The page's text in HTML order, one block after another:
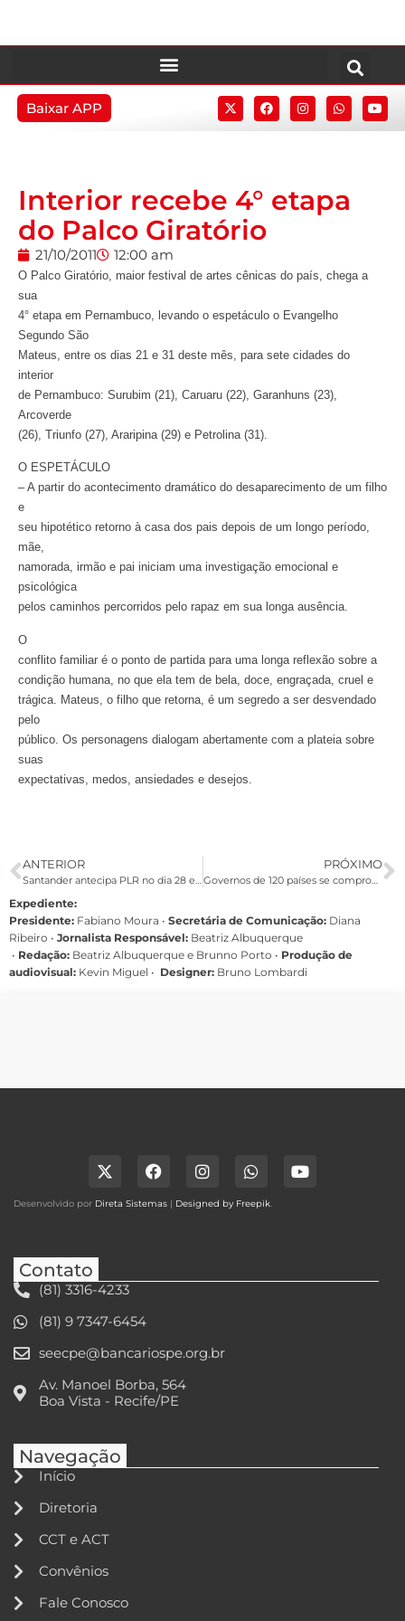
Baixar APP
Interior recebe 4° etapa
do Palco Giratório
21/10/2011 12:00 am
O Palco Giratório, maior festival de artes cênicas do país, chega a
sua
4° etapa em Pernambuco, levando o espetáculo o Evangelho
Segundo São
Mateus, entre os dias 21 e 31 deste mês, para sete cidades do
interior
de Pernambuco: Surubim (21), Caruaru (22), Garanhuns (23),
Arcoverde
(26), Triunfo (27), Araripina (29) e Petrolina (31).
O ESPETÁCULO
– A partir do acontecimento dramático do desaparecimento de um filho
e
seu hipotético retorno à casa dos pais depois de um longo período,
mãe,
namorada, irmão e pai iniciam uma investigação emocional e
psicológica
pelos caminhos percorridos pelo rapaz em sua longa ausência.
O
conflito familiar é o ponto de partida para uma longa reflexão sobre a
condição humana, no que ela tem de bela, doce, engraçada, cruel e
trágica. Mateus, o filho que retorna, é um segredo a ser desvendado
pelo
público. Os personagens dialogam abertamente com a plateia sobre
suas
expectativas, medos, ansiedades e desejos.
ANTERIOR
Santander antecipa PLR no dia 28 e paga diferenças no dia 18 de novembro
PRÓXIMO
Governos de 120 países se comprometem a manter investimentos sociais
Expediente:
Presidente: Fabiano Moura • Secretária de Comunicação: Diana
Ribeiro • Jornalista Responsável: Beatriz Albuquerque
• Redação: Beatriz Albuquerque e Brunno Porto • Produção de
audiovisual: Kevin Miguel • Designer: Bruno Lombardi
Desenvolvido por Direta Sistemas | Designed by Freepik
Contato
(81) 3316-4233
(81) 9 7347-6454
seecpe@bancariospe.org.br
Av. Manoel Borba, 564
Boa Vista - Recife/PE
Navegação
Início
Diretoria
CCT e ACT
Convênios
Fale Conosco